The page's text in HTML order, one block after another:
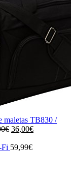
maletas TB830 /
€ El
original
36,00€El
Fi 59,99€